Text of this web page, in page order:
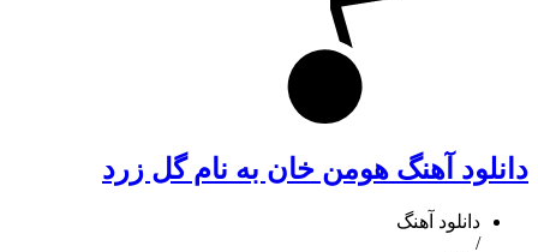
دانلود آهنگ هومن خان به نام گل زرد
دانلود آهنگ
/